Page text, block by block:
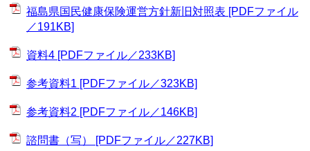
福島県国民健康保険運営方針新旧対照表 [PDFファイル
／191KB]
資料4 [PDFファイル／233KB]
参考資料1 [PDFファイル／323KB]
参考資料2 [PDFファイル／146KB]
諮問書（写） [PDFファイル／227KB]